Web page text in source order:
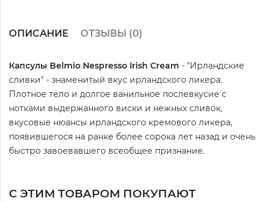
ОПИСАНИЕ ОТЗЫВЫ (0)
Капсулы Belmio Nespresso Irish Cream - "Ирландские
сливки" - знаменитый вкус ирландского ликера.
Плотное тело и долгое ванильное послевкусие с
нотками выдержанного виски и нежных сливок,
вкусовые нюансы ирландского кремового ликера,
появившегося на ранке более сорока лет назад и очень
быстро завоевавшего всеобщее признание.
С ЭТИМ ТОВАРОМ ПОКУПАЮТ